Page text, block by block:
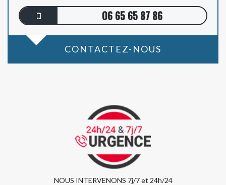
06 65 65 87 86
CONTACTEZ-NOUS
NOUS INTERVENONS 7j/7 et 24h/24